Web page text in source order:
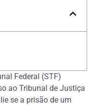
Federal (STF)
ao Tribunal de Justiça
se a prisão de um